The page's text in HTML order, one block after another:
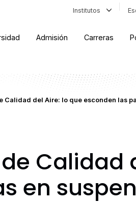
Institutos
Admisión Carreras
Calidad del Aire: lo que esconden las
Calidad
en